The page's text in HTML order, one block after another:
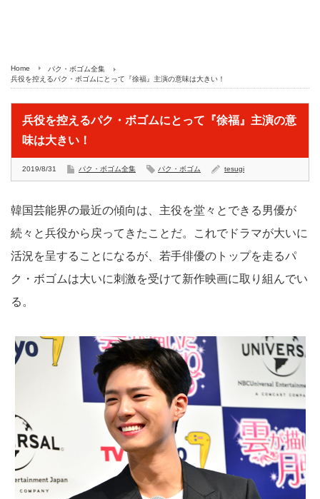
Home
パク・ボゴム全集
兵役を控えるパク・ボゴムにとって『徐福』主演の意味は大きい！
兵役を控えるパク・ボゴムにとって『徐福』主演の意
味は大きい！
2019/8/31 パク・ボゴム全集 パク・ボゴム tesugi
韓国芸能界の最近の傾向は、主役を堂々とできる男優が
続々と兵役から戻ってきたことだ。これでドラマが大いに
活況を呈することになるが、若手俳優のトップを走るパ
ク・ボゴムは大いに刺激を受けて新作映画に取り組んでい
る。